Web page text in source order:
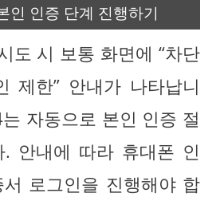
인 인증 단계 진행하기
도 시 보통 화면에 “차단
제한” 안내가 나타납니
자동으로 본인 인증 절
. 안내에 따라 휴대폰 인
로그인을 진행해야 합